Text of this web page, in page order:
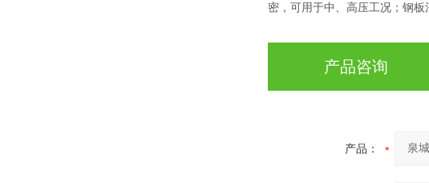
密，可用于中、高压工况；钢
产品咨询
产品：